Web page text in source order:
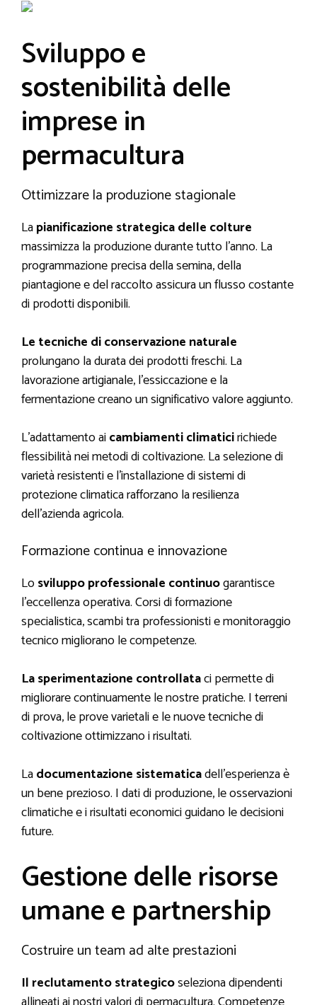
Sviluppo e
sostenibilità delle
imprese in
permacultura
Ottimizzare la produzione stagionale
Lapianificazione strategica delle colture
massimizza la produzione durante tutto l’anno. La
programmazione precisa della semina, della
piantagione e del raccolto assicura un flusso costante
di prodotti disponibili.
Le tecniche di conservazione naturale
prolungano la durata dei prodotti freschi. La
lavorazione artigianale, l’essiccazione e la
fermentazione creano un significativo valore aggiunto.
L’adattamento aicambiamenti climaticirichiede
flessibilità nei metodi di coltivazione. La selezione di
varietà resistenti e l’installazione di sistemi di
protezione climatica rafforzano la resilienza
dell’azienda agricola.
Formazione continua e innovazione
Losviluppo professionale continuogarantisce
l’eccellenza operativa. Corsi di formazione
specialistica, scambi tra professionisti e monitoraggio
tecnico migliorano le competenze.
La sperimentazione controllataci permette di
migliorare continuamente le nostre pratiche. I terreni
di prova, le prove varietali e le nuove tecniche di
coltivazione ottimizzano i risultati.
Ladocumentazione sistematicadell’esperienza è
un bene prezioso. I dati di produzione, le osservazioni
climatiche e i risultati economici guidano le decisioni
future.
Gestione delle risorse
umane e partnership
Costruire un team ad alte prestazioni
Il reclutamento strategicoseleziona dipendenti